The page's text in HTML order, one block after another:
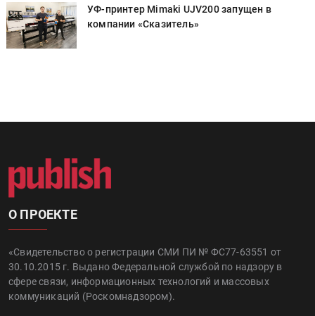
УФ-принтер Mimaki UJV200 запущен в
компании «Сказитель»
О ПРОЕКТЕ
«Свидетельство о регистрации СМИ ПИ № ФС77-63551 от
30.10.2015 г. Выдано Федеральной службой по надзору в
сфере связи, информационных технологий и массовых
коммуникаций (Роскомнадзором).